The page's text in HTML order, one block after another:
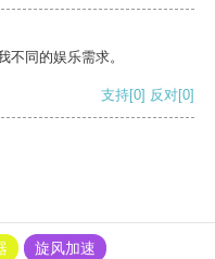
不同的娱乐需求。
支持[0] 反对[0]
旋风加速